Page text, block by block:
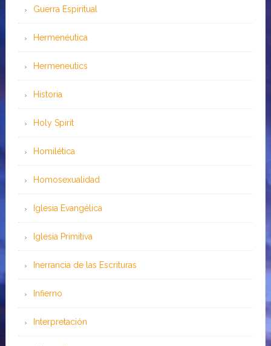
Guerra Espiritual
Hermenéutica
Hermeneutics
Historia
Holy Spirit
Homilética
Homosexualidad
Iglesia Evangélica
Iglesia Primitiva
Inerrancia de las Escrituras
Infierno
Interpretación